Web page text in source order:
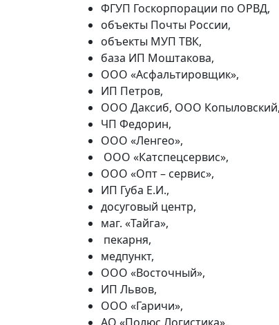
ФГУП Госкорпорации по ОРВД,
объекты Почты России,
объекты МУП ТВК,
база ИП Моштакова,
ООО «Асфальтировщик»,
ИП Петров,
ООО Даксиб, ООО Копыловский,
ЧП Федорин,
ООО «Ленгео»,
ООО «Катспецсервис»,
ООО «Опт – сервис»,
ИП Губа Е.И.,
досуговый центр,
маг. «Тайга»,
пекарня,
медпункт,
ООО «Восточный»,
ИП Львов,
ООО «Гаричи»,